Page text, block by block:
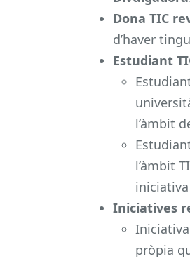
Dona TIC
d’haver
Estudiant
l’àmbit
l’àmbit
iniciativa
Iniciatives
pròpia